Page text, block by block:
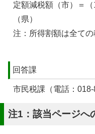
定額減税額（市）＝
（県）
注：所得割額は全て
回答課
市民税課（電話：018-
注1：該当ページへ